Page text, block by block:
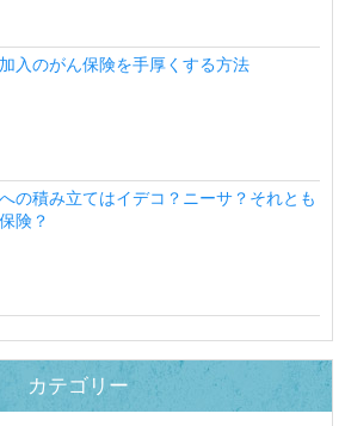
入のがん保険を手厚くする方法
の積み立てはイデコ？ニーサ？それとも
険？
カテゴリー